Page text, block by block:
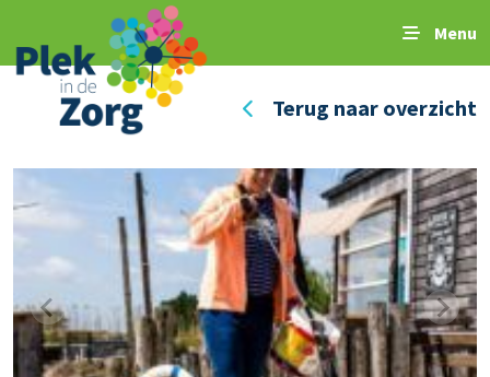
Menu
Terug naar overzicht